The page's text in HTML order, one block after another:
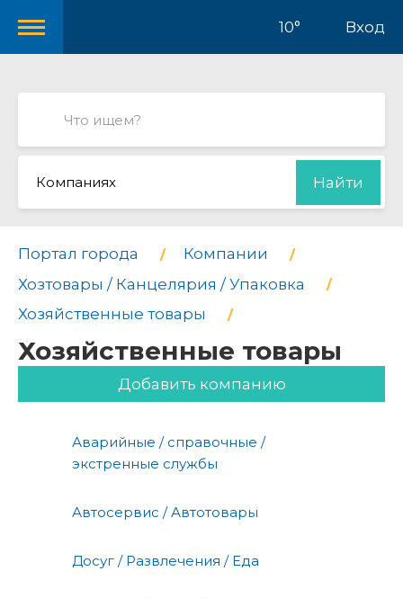
10° Вход
Компаниях Найти
Портал города
Компании
Хозтовары / Канцелярия / Упаковка
Хозяйственные товары
Хозяйственные товары
Добавить компанию
Аварийные / справочные /
экстренные службы
Автосервис / Автотовары
Досуг / Развлечения / Еда